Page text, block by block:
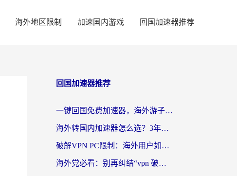
海外地区限制 加速国内游戏 回国加速器推荐
回国加速器推荐
一键回国免费加速器，海外游子的数字归乡路
海外转国内加速器怎么选？3年海外党亲测指南，无缝刷剧玩游戏不再难
破解VPN PC限制：海外用户如何选择回国加速器实现无缝访问国内资源
海外党必看：别再纠结“vpn 破解”，这样选回国加速器才能真正无缝访问国内资源